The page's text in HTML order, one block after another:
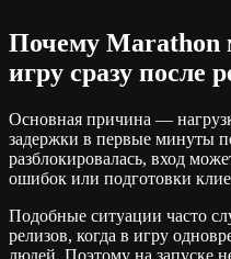
Почему Marathon
игру сразу после
Основная причина —
задержки в первые минуты
разблокировалась, вход
ошибок или подготовки
Подобные ситуации часто
релизов, когда в игру